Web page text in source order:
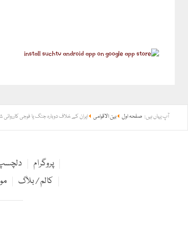
آپ یہاں ہیں: صفحہ اول بین الاقوامی ایران کے خلاف دوبارہ جنگ یا فوجی
پروگرام
کالم / بلاگ